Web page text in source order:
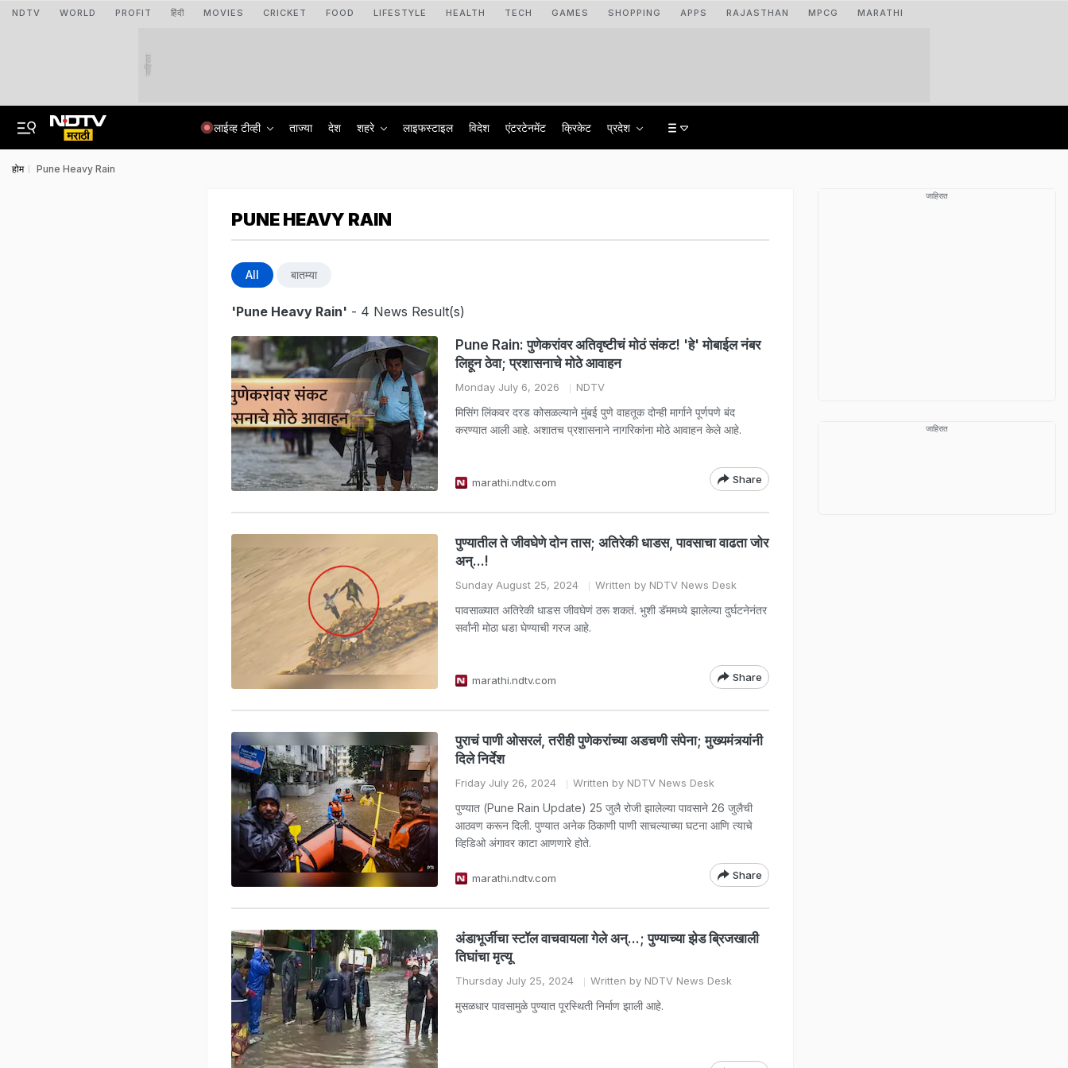
NDTV WORLD PROFIT हिंदी MOVIES CRICKET FOOD LIFESTYLE HEALTH TECH GAMES SHOPPING APPS RAJASTHAN MPCG MARATHI
जाहिरात
लाईव्ह टीव्ही ताज्या देश शहरे लाइफस्टाइल विदेश एंटरटेनमेंट क्रिकेट प्रदेश
होम Pune Heavy Rain
PUNE HEAVY RAIN
All बातम्या
'Pune Heavy Rain' - 4 News Result(s)
Pune Rain: पुणेकरांवर अतिवृष्टीचं मोठं संकट! 'हे' मोबाईल नंबर
लिहून ठेवा; प्रशासनाचे मोठे आवाहन
Monday July 6, 2026 NDTV
मिसिंग लिंकवर दरड कोसळल्याने मुंबई पुणे वाहतूक दोन्ही मार्गाने पूर्णपणे बंद
करण्यात आली आहे. अशातच प्रशासनाने नागरिकांना मोठे आवाहन केले आहे.
marathi.ndtv.com Share
पुण्यातील ते जीवघेणे दोन तास; अतिरेकी धाडस, पावसाचा वाढता जोर
अन्...!
Sunday August 25, 2024 Written by NDTV News Desk
पावसाळ्यात अतिरेकी धाडस जीवघेणं ठरू शकतं. भुशी डॅममध्ये झालेल्या दुर्घटनेनंतर
सर्वांनी मोठा धडा घेण्याची गरज आहे.
marathi.ndtv.com Share
पुराचं पाणी ओसरलं, तरीही पुणेकरांच्या अडचणी संपेना; मुख्यमंत्र्यांनी
दिले निर्देश
Friday July 26, 2024 Written by NDTV News Desk
पुण्यात (Pune Rain Update) 25 जुलै रोजी झालेल्या पावसाने 26 जुलैची
आठवण करून दिली. पुण्यात अनेक ठिकाणी पाणी साचल्याच्या घटना आणि त्याचे
व्हिडिओ अंगावर काटा आणणारे होते.
marathi.ndtv.com Share
अंडाभूर्जीचा स्टॉल वाचवायला गेले अन्...; पुण्याच्या झेड ब्रिजखाली
तिघांचा मृत्यू
Thursday July 25, 2024 Written by NDTV News Desk
मुसळधार पावसामुळे पुण्यात पूरस्थिती निर्माण झाली आहे.
जाहिरात
जाहिरात